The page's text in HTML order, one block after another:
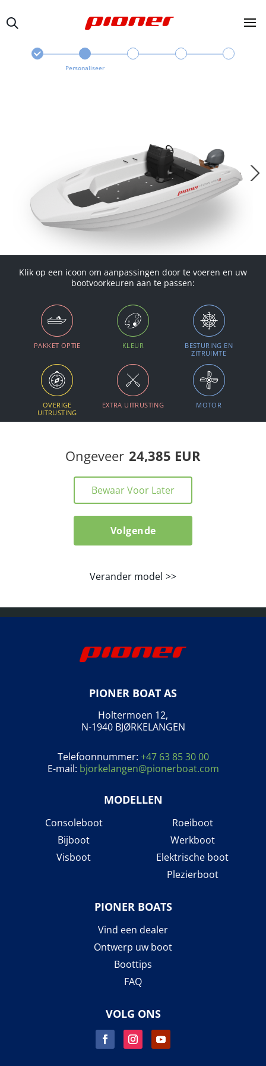
Personaliseer
Klik op een icoon om aanpassingen door te voeren en uw
bootvoorkeuren aan te passen:
PAKKET OPTIE KLEUR
BESTURING EN
ZITRUIMTE
OVERIGE
UITRUSTING
EXTRA UITRUSTING MOTOR
Ongeveer 24,385 EUR
Bewaar Voor Later
Volgende
Verander model
PIONER BOAT AS
Holtermoen 12,
N-1940 BJØRKELANGEN
Telefoonnummer: +47 63 85 30 00
E-mail: bjorkelangen@pionerboat.com
MODELLEN
Consoleboot
Bijboot
Visboot
Roeiboot
Werkboot
Elektrische boot
Plezierboot
PIONER BOATS
Vind een dealer
Ontwerp uw boot
Boottips
FAQ
VOLG ONS